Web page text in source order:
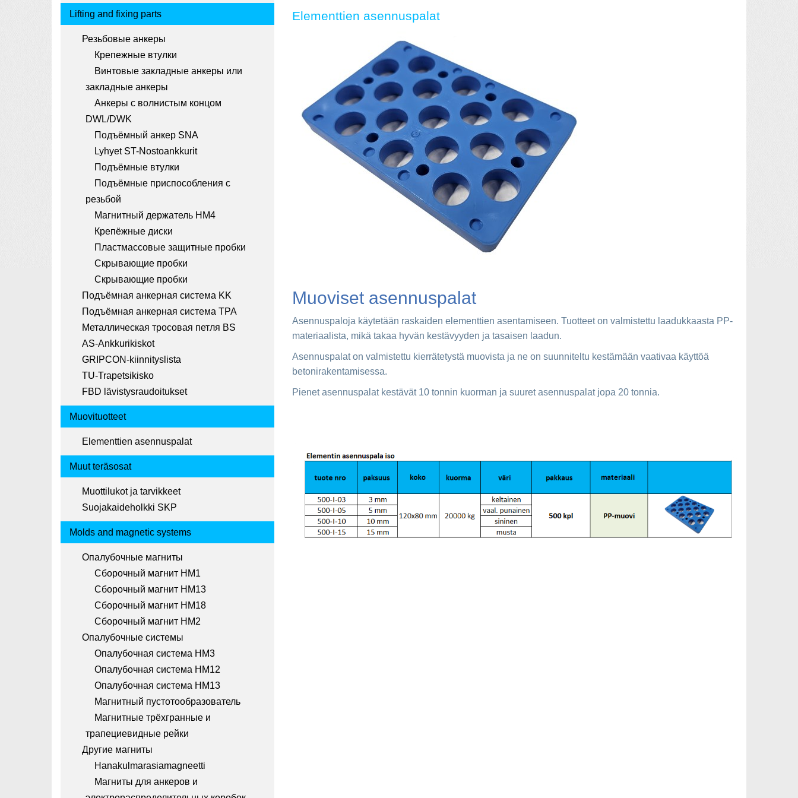
a
t
n
Tuotemenu
Lifting and fixing parts
Резьбовые анкеры
Крепежные втулки
Винтовые закладные анкеры или
закладные анкеры
Анкеры с волнистым концом
DWL/DWK
Подъёмный анкер SNA
Lyhyet ST-Nostoankkurit
Подъёмные втулки
Подъёмные приспособления с
резьбой
Магнитный держатель HM4
Крепёжные диски
Пластмассовые защитные пробки
Скрывающие пробки
Скрывающие пробки
Подъёмная анкерная система KK
Подъёмная анкерная система TPA
Металлическая тросовая петля BS
AS-Ankkurikiskot
GRIPCON-kiinnityslista
TU-Trapetsikisko
FBD lävistysraudoitukset
Muovituotteet
Elementtien asennuspalat
Muut teräsosat
Muottilukot ja tarvikkeet
Suojakaideholkki SKP
Molds and magnetic systems
Опалубочные магниты
Сборочный магнит HM1
Сборочный магнит HM13
Сборочный магнит HM18
Сборочный магнит HM2
Опалубочные системы
Опалубочная система HM3
Опалубочная система HM12
Опалубочная система HM13
Магнитный пустотообразователь
Магнитные трёхгранные и
трапециевидные рейки
Другие магниты
Hanakulmarasiamagneetti
Магниты для анкеров и
Elementtien asennuspalat
Muoviset asennuspalat
Asennuspaloja käytetään raskaiden elementtien asentamiseen. Tuotteet on valmistettu laadukkaasta PP-
materiaalista, mikä takaa hyvän kestävyyden ja tasaisen laadun.
Asennuspalat on valmistettu kierrätetystä muovista ja ne on suunniteltu kestämään vaativaa käyttöä
betonirakentamisessa.
Pienet asennuspalat kestävät 10 tonnin kuorman ja suuret asennuspalat jopa 20 tonnia.